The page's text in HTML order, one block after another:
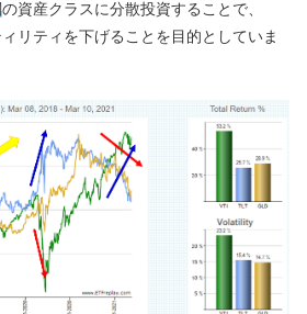
の資産クラスに分散投資することで、
リティを下げることを目的としていま